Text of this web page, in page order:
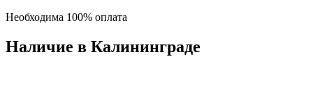
Необходима 100% оплата
Наличие в Калининградe